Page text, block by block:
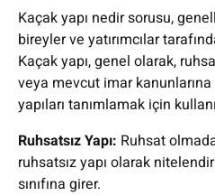
Kaçak yapı nedir sorusu,
bireyler ve yatırımcılar
Kaçak yapı, genel olarak,
veya mevcut imar kanunlarına
yapıları tanımlamak için
Ruhsatsız Yapı: Ruhsat
ruhsatsız yapı olarak
sınıfına girer.